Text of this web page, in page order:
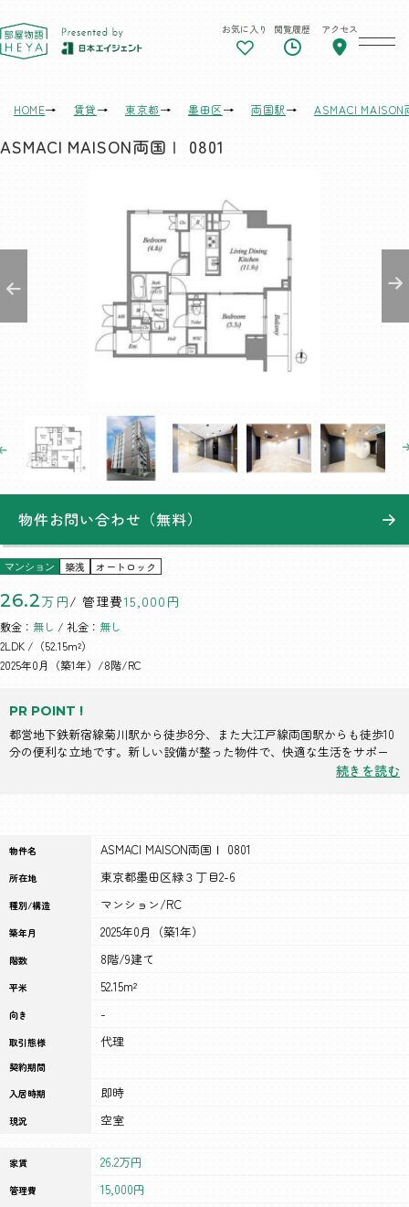
東京 部屋物語 お気に入り 閲覧履歴 アクセス
HOME 賃貸 東京都 墨田区 両国駅 ASMACI
ASMACI MAISON両国Ⅰ 0801
PR POINT !
都営地下鉄新宿線菊川駅から徒歩8分、また大江戸線両国駅からも徒歩10
分の便利な立地です。新しい設備が整った物件で、快適な生活をサポー
続きを読む
マンション 築浅 オートロック
26.2万円/ 管理費15,000円
敷金： 無し / 礼金： 無し
2LDK /（52.15m²）
2025年0月（築1年）/8階/RC
物件お問い合わせ（無料）
物件名 ASMACI MAISON両国Ⅰ 0801
所在地 東京都墨田区緑３丁目2-6
種別/構造 マンション/RC
築年月 2025年0月（築1年）
階数 8階/9建て
平米 52.15m²
向き -
取引態様 代理
契約期間
入居時期
即時
現況 空室
家賃 26.2万円
管理費 15,000円